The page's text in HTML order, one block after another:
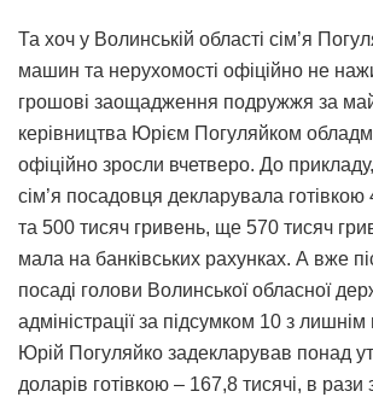
Та хоч у Волинській області сім’я
машин та нерухомості офіційно не
грошові заощадження подружжя за
керівництва Юрієм Погуляйком
офіційно зросли вчетверо. До
сім’я посадовця декларувала готівкою
та 500 тисяч гривень, ще 570 тисяч
мала на банківських рахунках. А вже
посаді голови Волинської обласної
адміністрації за підсумком 10 з лишнім
Юрій Погуляйко задекларував понад
доларів готівкою – 167,8 тисячі, в рази